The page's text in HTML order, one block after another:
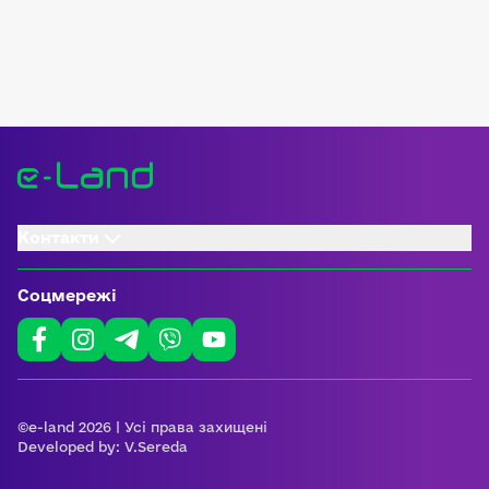
Соцмережі
©e-land 2026 | Усі права захищені
Developed by: V.Sereda